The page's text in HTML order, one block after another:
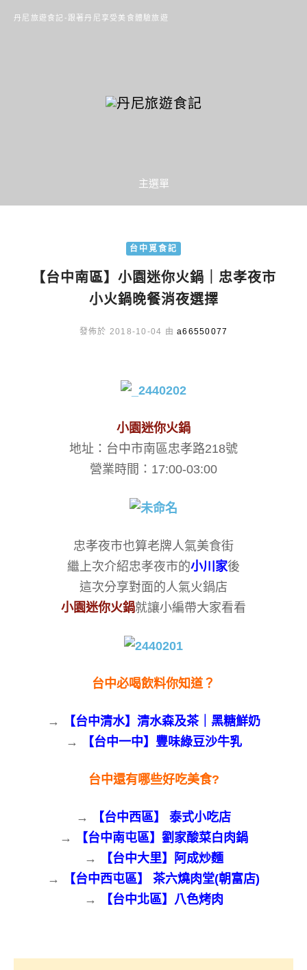
丹尼旅遊食記-跟著丹尼享受美食體驗旅遊
主選單
台中覓食記
【台中南區】小園迷你火鍋｜忠孝夜市
小火鍋晚餐消夜選擇
發佈於 2018-10-04 由 a66550077
小園迷你火鍋
地址：台中市南區忠孝路218號
營業時間：17:00-03:00
忠孝夜市也算老牌人氣美食街
繼上次介紹忠孝夜市的小川家後
這次分享對面的人氣火鍋店
小園迷你火鍋就讓小編帶大家看看
台中必喝飲料你知道？
→
【台中清水】清水森及茶｜黑糖鮮奶
→
【台中一中】豐味綠豆沙牛乳
台中還有哪些好吃美食?
→
【台中西區】 泰式小吃店
→
【台中南屯區】劉家酸菜白肉鍋
→
【台中大里】阿成炒麵
→
【台中西屯區】 茶六燒肉堂(朝富店)
→
【台中北區】八色烤肉